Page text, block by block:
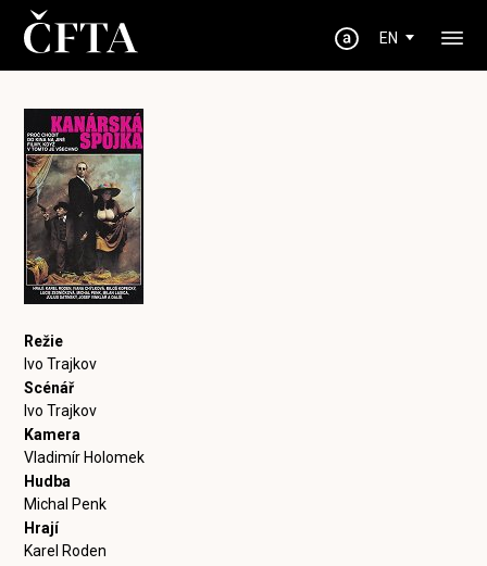
EN
Režie
Ivo Trajkov
Scénář
Ivo Trajkov
Kamera
Vladimír Holomek
Hudba
Michal Penk
Hrají
Karel Roden